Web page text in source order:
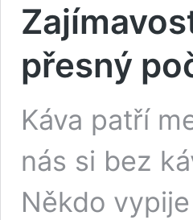
přesný
Káva patří
nás si bez
Někdo